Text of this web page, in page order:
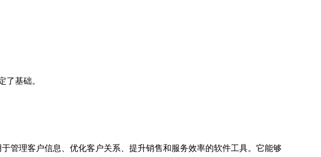
基础。
管理客户信息、优化客户关系、提升销售和服务效率的软件工具。它能够